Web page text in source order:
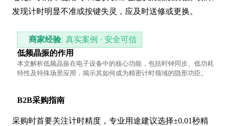
发现计时明显不准或按键失灵，应及时送修或更换。
商家经验 真实案例 · 安全可信
低频晶振的作用
本文解析低频晶振在电子设备中的核心功能，包括时钟同步、低功耗
特性及特殊场景应用，揭示其如何成为精密计时领域的隐形功臣。
B2B采购指南
采购时首要关注计时精度，专业用途建议选择±0.01秒精